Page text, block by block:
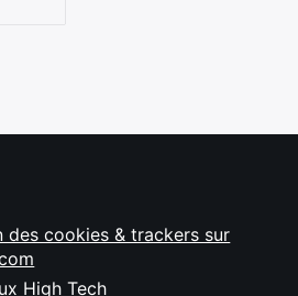
des cookies & trackers sur
High Tech